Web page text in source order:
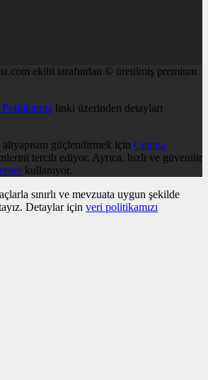
ekibi tarafından © üretilmiş premium
linki üzerinden detayları
güçlendirmek için Cenuta
tercih ediyor. Ayrıca, hızlı ve güvenilir
kullanıyor.
sınırlı ve mevzuata uygun şekilde
Detaylar için veri politikamızı